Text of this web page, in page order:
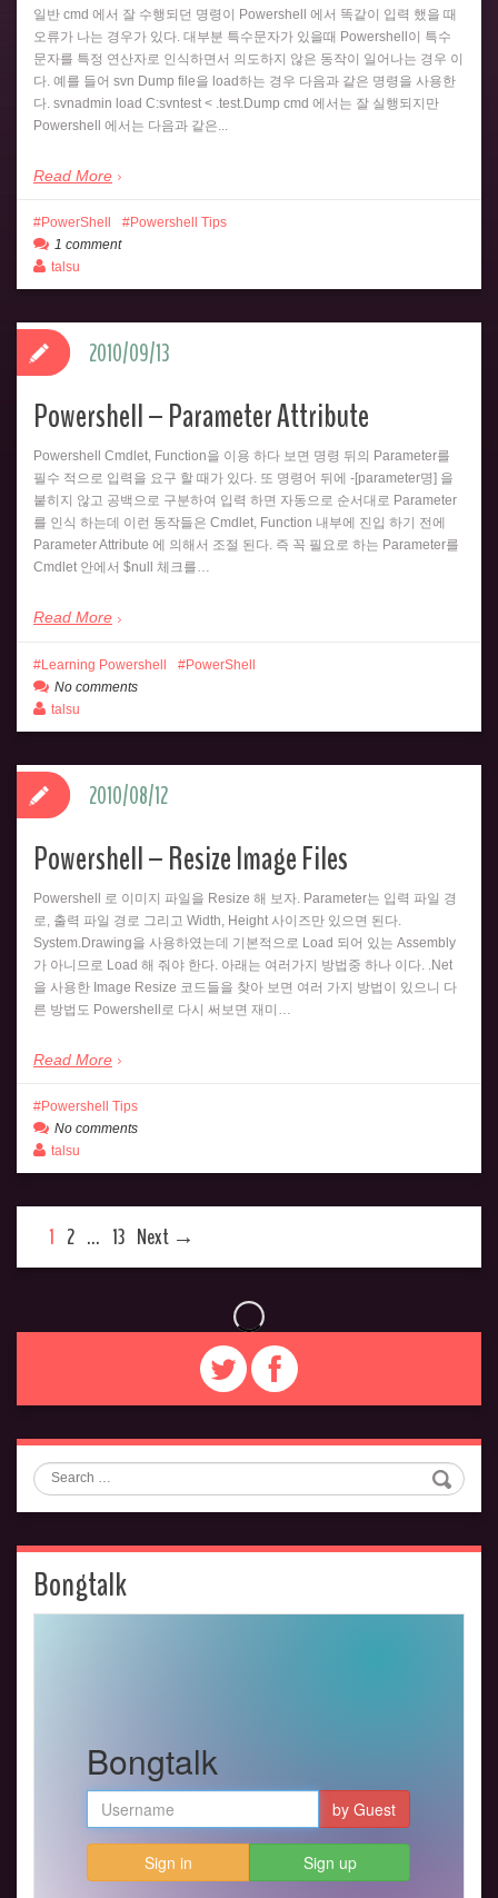
일반 cmd 에서 잘 수행되던 명령이 Powershell 에서 똑같이 입력 했을 때
오류가 나는 경우가 있다. 대부분 특수문자가 있을때 Powershell이 특수
문자를 특정 연산자로 인식하면서 의도하지 않은 동작이 일어나는 경우 이
다. 예를 들어 svn Dump file을 load하는 경우 다음과 같은 명령을 사용한
다. svnadmin load C:svntest < .test.Dump cmd 에서는 잘 실행되지만
Powershell 에서는 다음과 같은...
Read More
PowerShell
Powershell Tips
1 comment
talsu
Powershell – Parameter Attribute
Powershell Cmdlet, Function을 이용 하다 보면 명령 뒤의 Parameter를
필수 적으로 입력을 요구 할 때가 있다. 또 명령어 뒤에 -[parameter명] 을
붙히지 않고 공백으로 구분하여 입력 하면 자동으로 순서대로 Parameter
를 인식 하는데 이런 동작들은 Cmdlet, Function 내부에 진입 하기 전에
Parameter Attribute 에 의해서 조절 된다. 즉 꼭 필요로 하는 Parameter를
Cmdlet 안에서 $null 체크를…
Read More
2010/09/13
Learning Powershell
PowerShell
No comments
talsu
Powershell – Resize Image Files
Powershell 로 이미지 파일을 Resize 해 보자. Parameter는 입력 파일 경
로, 출력 파일 경로 그리고 Width, Height 사이즈만 있으면 된다.
System.Drawing을 사용하였는데 기본적으로 Load 되어 있는 Assembly
가 아니므로 Load 해 줘야 한다. 아래는 여러가지 방법중 하나 이다. .Net
을 사용한 Image Resize 코드들을 찾아 보면 여러 가지 방법이 있으니 다
른 방법도 Powershell로 다시 써보면 재미…
Read More
2010/08/12
Powershell Tips
No comments
talsu
1 2 … 13 Next →
Search
Bongtalk